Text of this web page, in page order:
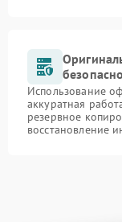
Использование
аккуратная
резервное
восстановление